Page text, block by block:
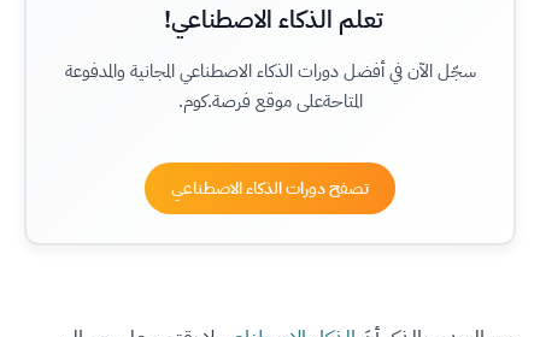
تعلم الذكاء الاصطناعي!
سجّل الآن في أفضل دورات الذكاء الاصطناعي المجانية والمدفوعة
المتاحةعلى موقع فرصة.كوم.
تصفح دورات الذكاء الاصطناعي